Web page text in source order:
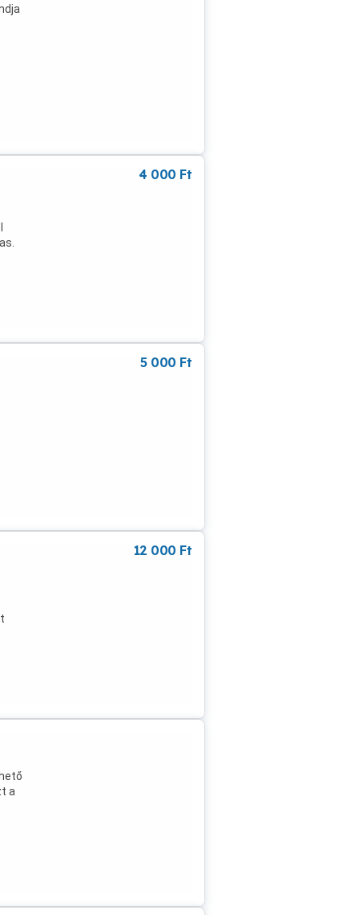
4 000 Ft
5 000 Ft
12 000 Ft
a